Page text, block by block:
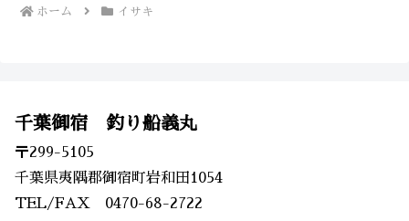
ホーム イサキ
千葉御宿 釣り船義丸
〒299-5105
千葉県夷隅郡御宿町岩和田1054
TEL/FAX 0470-68-2722